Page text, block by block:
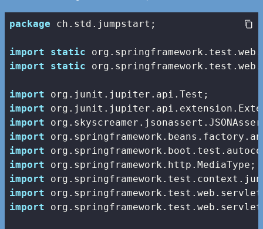
package ch.std.jumpstart;
import
static
import
static
import
import
import
import
import
import
import
import
import